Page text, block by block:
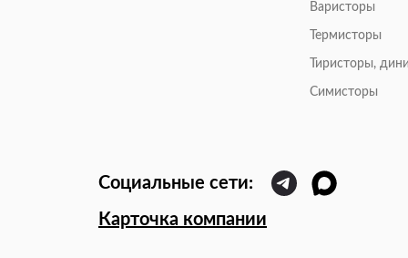
Варисторы
Термисторы
Тиристоры,
Симисторы
Карточка компании